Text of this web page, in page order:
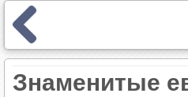
Знаменитые